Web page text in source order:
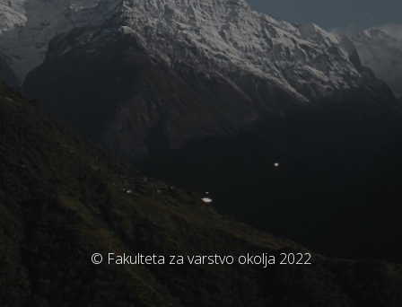
© Fakulteta za varstvo okolja 2022